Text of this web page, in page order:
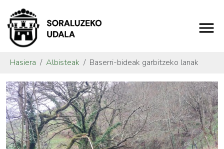
Hasiera Albisteak Baserri-bideak garbitzeko lanak